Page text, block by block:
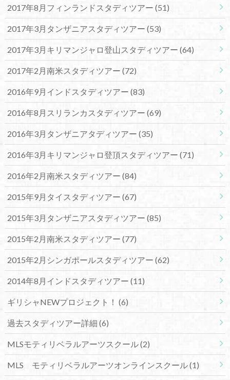
2017年8月フィンランドスタディツアー (51)
2017年3月タンザニアスタディツアー (53)
2017年3月キリマンジャロ登山スタディツアー (64)
2017年2月南米スタディツアー (72)
2016年9月インドスタディツアー (83)
2016年8月スリランカスタディツアー (69)
2016年3月タンザニアタディツアー (35)
2016年3月キリマンジャロ登頂スタディツアー (71)
2016年2月南米スタディツアー (84)
2015年9月タイスタディツアー (67)
2015年3月タンザニアスタディツアー (85)
2015年2月南米スタディツアー (77)
2015年2月シンガポールスタディツアー (62)
2014年8月インドスタディツアー (11)
ギリシャNEWプロジェクト！ (6)
過去スタディツアー詳細 (6)
MLSモティリベラルアーツスクール(2)
MLS モティリベラルアーツオンラインスクール(1)